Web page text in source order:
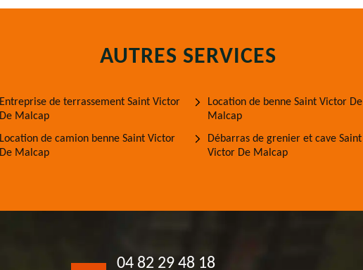
AUTRES SERVICES
Entreprise de terrassement Saint Victor
De Malcap
Location de camion benne Saint Victor
De Malcap
Location de benne Saint Victor De
Malcap
Débarras de grenier et cave Saint
Victor De Malcap
04 82 29 48 18